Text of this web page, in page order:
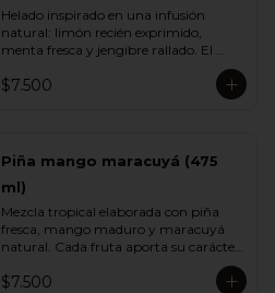
Helado inspirado en una infusión
natural: limón recién exprimido,
menta fresca y jengibre rallado. El
refrescante y ligeramente especiado,
$7.500
Piña mango maracuyá (475
ml)
Mezcla tropical elaborada con piña
fresca, mango maduro y maracuyá
natural. Cada fruta aporta su carácter:
dulzor, jugosidad y acidez vibrante. Un
helado ligero, muy refrescante y lleno
$7.500